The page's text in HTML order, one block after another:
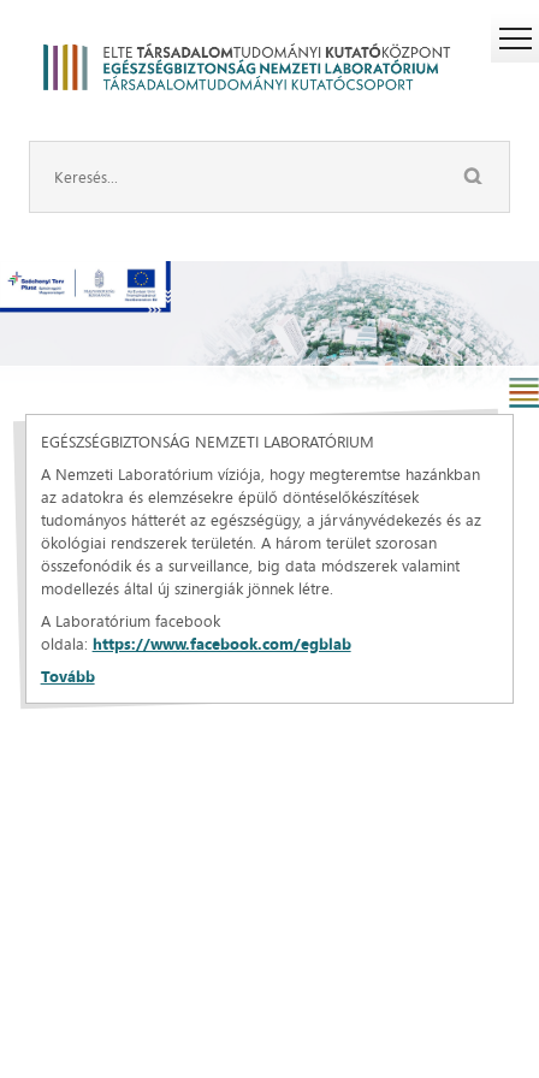
EGÉSZSÉGBIZTONSÁG NEMZETI LABORATÓRIUM
A Nemzeti Laboratórium víziója, hogy megteremtse hazánkban
az adatokra és elemzésekre épülő döntéselőkészítések
tudományos hátterét az egészségügy, a járványvédekezés és az
ökológiai rendszerek területén. A három terület szorosan
összefonódik és a surveillance, big data módszerek valamint
modellezés által új szinergiák jönnek létre.
A Laboratórium facebook
oldala: https://www.facebook.com/egblab
Tovább